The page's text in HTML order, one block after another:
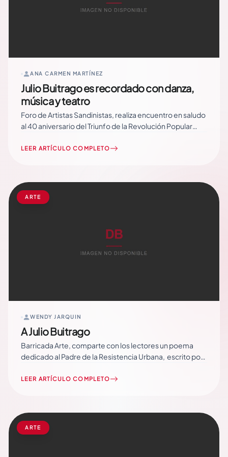
ANA CARMEN MARTÍNEZ
Julio Buitrago es recordado con danza,
música y teatro
Foro de Artistas Sandinistas, realiza encuentro en saludo
al 40 aniversario del Triunfo de la Revolución Popular
la Resistencia Urbana. En un ambiente festivo y lleno de
LEER ARTÍCULO COMPLETO
ARTE
WENDY JARQUIN
A Julio Buitrago
Barricada Arte, comparte con los lectores un poema
dedicado al Padre de la Resistencia Urbana, escrito por
revolucionario de Julio, quien nació luchando por una
LEER ARTÍCULO COMPLETO
ARTE